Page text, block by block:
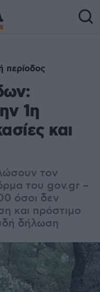
περίοδος
1η
και
τον
του gov.gr –
όσοι δεν
και πρόστιμο
δήλωση